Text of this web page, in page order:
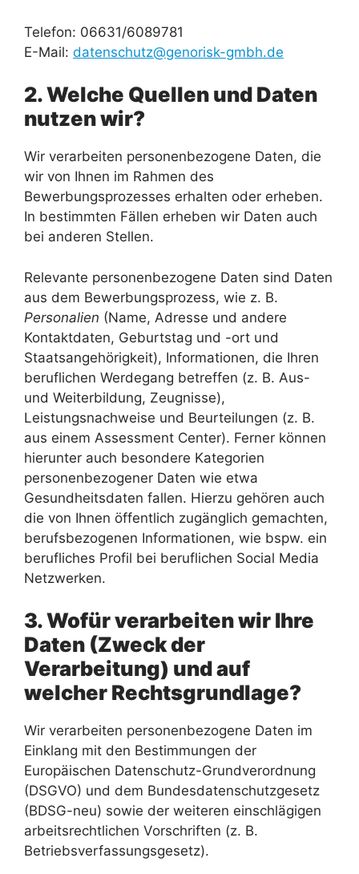
Telefon: 06631/6089781
E-Mail: datenschutz@genorisk-gmbh.de
2. Welche Quellen und Daten
nutzen wir?
Wir verarbeiten personenbezogene Daten, die
wir von Ihnen im Rahmen des
Bewerbungsprozesses erhalten oder erheben.
In bestimmten Fällen erheben wir Daten auch
bei anderen Stellen.
Relevante personenbezogene Daten sind Daten
aus dem Bewerbungsprozess, wie z. B.
Personalien (Name, Adresse und andere
Kontaktdaten, Geburtstag und -ort und
Staatsangehörigkeit), Informationen, die Ihren
beruflichen Werdegang betreffen (z. B. Aus-
und Weiterbildung, Zeugnisse),
Leistungsnachweise und Beurteilungen (z. B.
aus einem Assessment Center). Ferner können
hierunter auch besondere Kategorien
personenbezogener Daten wie etwa
Gesundheitsdaten fallen. Hierzu gehören auch
die von Ihnen öffentlich zugänglich gemachten,
berufsbezogenen Informationen, wie bspw. ein
berufliches Profil bei beruflichen Social Media
Netzwerken.
3. Wofür verarbeiten wir Ihre
Daten (Zweck der
Verarbeitung) und auf
welcher Rechtsgrundlage?
Wir verarbeiten personenbezogene Daten im
Einklang mit den Bestimmungen der
Europäischen Datenschutz-Grundverordnung
(DSGVO) und dem Bundesdatenschutzgesetz
(BDSG-neu) sowie der weiteren einschlägigen
arbeitsrechtlichen Vorschriften (z. B.
Betriebsverfassungsgesetz).